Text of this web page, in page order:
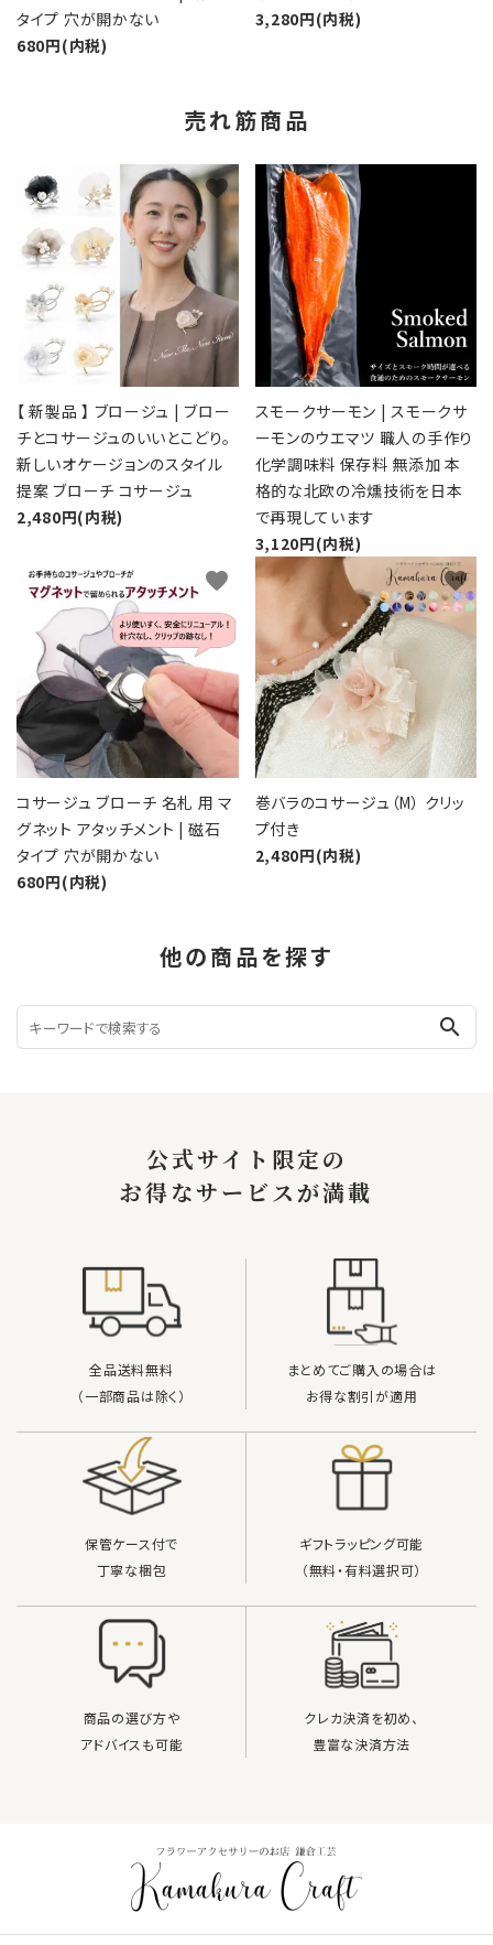
タイプ 穴が開かない
680円(内税)
3,280円(内税)
売れ筋商品
【 新製品 】 ブロージュ | ブロー
チとコサージュのいいとこどり。
新しいオケージョンのスタイル
提案 ブローチ コサージュ
2,480円(内税)
favorite
スモークサーモン | スモークサ
ーモンのウエマツ 職人の手作り
化学調味料 保存料 無添加 本
格的な北欧の冷燻技術を日本
で再現しています
3,120円(内税)
コサージュ ブローチ 名札 用 マ
グネット アタッチメント | 磁石
タイプ 穴が開かない
680円(内税)
favorite
巻バラのコサージュ（M） クリッ
プ付き
2,480円(内税)
favorite
他の商品を探す
search
公式サイト限定の
お得なサービスが満載
全品送料無料
（一部商品は除く）
まとめてご購入の場合は
お得な割引が適用
保管ケース付で
丁寧な梱包
ギフトラッピング可能
（無料・有料選択可）
商品の選び方や
アドバイスも可能
クレカ決済を初め、
豊富な決済方法